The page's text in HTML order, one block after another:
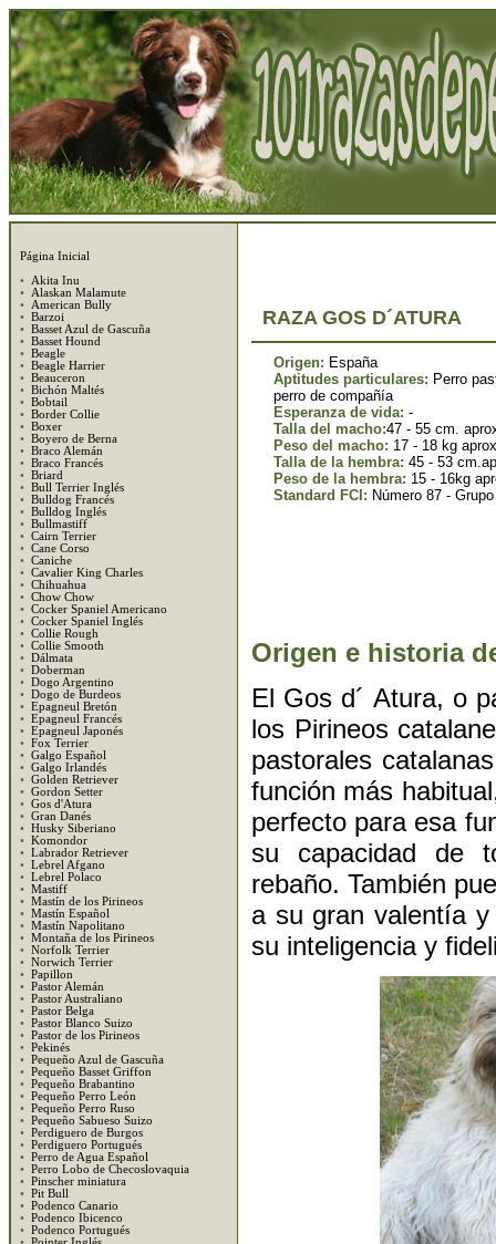
Página Inicial
•
Akita Inu
•
Alaskan Malamute
•
American Bully
• Barzoi
• Basset Azul de Gascuña
• Basset Hound
• Beagle
• Beagle Harrier
• Beauceron
• Bichón Maltés
• Bobtail
• Border Collie
• Boxer
• Boyero de Berna
• Braco Alemán
• Braco Francés
• Briard
• Bull Terrier Inglés
• Bulldog Francés
• Bulldog Inglés
• Bullmastiff
• Cairn Terrier
• Cane Corso
• Caniche
• Cavalier King Charles
• Chihuahua
• Chow Chow
• Cocker Spaniel Americano
• Cocker Spaniel Inglés
• Collie Rough
• Collie Smooth
• Dálmata
• Doberman
• Dogo Argentino
• Dogo de Burdeos
• Epagneul Bretón
• Epagneul Francés
• Epagneul Japonés
• Fox Terrier
• Galgo Español
• Galgo Irlandés
• Golden Retriever
• Gordon Setter
• Gos d'Atura
• Gran Danés
• Husky Siberiano
• Komondor
• Labrador Retriever
• Lebrel Afgano
• Lebrel Polaco
• Mastiff
• Mastín de los Pirineos
• Mastín Español
• Mastín Napolitano
• Montaña de los Pirineos
• Norfolk Terrier
• Norwich Terrier
• Papillon
• Pastor Alemán
• Pastor Australiano
• Pastor Belga
• Pastor Blanco Suizo
• Pastor de los Pirineos
• Pekinés
• Pequeño Azul de Gascuña
• Pequeño Basset Griffon
• Pequeño Brabantino
• Pequeño Perro León
• Pequeño Perro Ruso
• Pequeño Sabueso Suizo
• Perdiguero de Burgos
• Perdiguero Portugués
• Perro de Agua Español
• Perro Lobo de Checoslovaquia
• Pinscher miniatura
• Pit Bull
• Podenco Canario
• Podenco Ibicenco
• Podenco Portugués
RAZA GOS D´ATURA
Origen: España
Aptitudes particulares: Perro
perro de compañía
Esperanza de vida: -
Talla del macho:47 - 55 cm.
Peso del macho: 17 - 18 kg
Talla de la hembra: 45 - 53
Peso de la hembra: 15 - 16kg
Standard FCI: Número 87 -
Origen e historia
El Gos d´ Atura, o
los Pirineos
pastorales
función más
perfecto para esa
su capacidad de
rebaño. También
a su gran valentía
su inteligencia y